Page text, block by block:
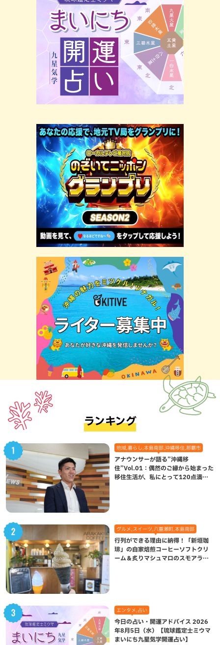
ランキング
地域,暮らし,本島南部,沖縄移住,那覇市
アナウンサーが語る”沖縄移
住”Vol.01：偶然のご縁から始まった
移住生活が、私にとって120点満点
グルメ,スイーツ,八重瀬町,本島南部
行列ができる理由に納得！「新垣珈
琲」の自家焙煎コーヒーソフトクリ
ーム＆炙りマシュマロのスモアラテ
エンタメ,占い
今日の占い・開運アドバイス 2026
年8月5日（水）【琉球鑑定士ミウマ
まいにち九星気学開運占い】